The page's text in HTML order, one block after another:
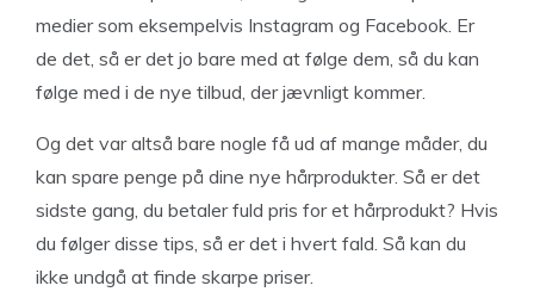
medier som eksempelvis Instagram og Facebook. Er
de det, så er det jo bare med at følge dem, så du kan
følge med i de nye tilbud, der jævnligt kommer.
Og det var altså bare nogle få ud af mange måder, du
kan spare penge på dine nye hårprodukter. Så er det
sidste gang, du betaler fuld pris for et hårprodukt? Hvis
du følger disse tips, så er det i hvert fald. Så kan du
ikke undgå at finde skarpe priser.